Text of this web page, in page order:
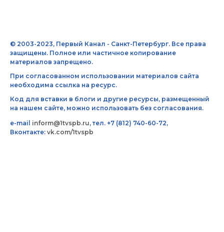
© 2003-2023, Первый Канал - Санкт-Петербург. Все права
защищены. Полное или частичное копирование
материалов запрещено.
При согласованном использовании материалов сайта
необходима ссылка на ресурс.
Код для вставки в блоги и другие ресурсы, размещенный
на нашем сайте, можно использовать без согласования.
e-mail inform@1tvspb.ru, тел. +7 (812) 740-60-72,
Вконтакте: vk.com/1tvspb